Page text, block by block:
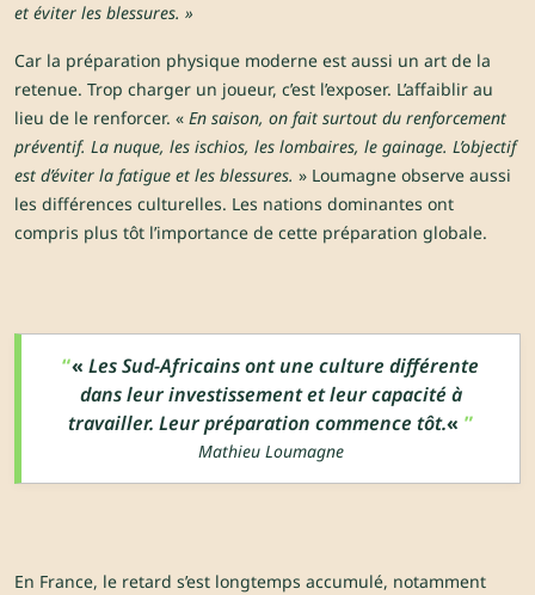
et éviter les blessures. »
Car la préparation physique moderne est aussi un art de la
retenue. Trop charger un joueur, c’est l’exposer. L’affaiblir au
lieu de le renforcer. « En saison, on fait surtout du renforcement
préventif. La nuque, les ischios, les lombaires, le gainage. L’objectif
est d’éviter la fatigue et les blessures. » Loumagne observe aussi
les différences culturelles. Les nations dominantes ont
compris plus tôt l’importance de cette préparation globale.
«Les Sud-Africains ont une culture différente
dans leur investissement et leur capacité à
travailler. Leur préparation commence tôt.«
Mathieu Loumagne
En France, le retard s’est longtemps accumulé, notamment